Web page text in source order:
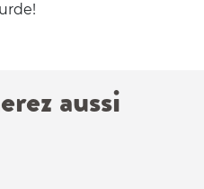
aussi